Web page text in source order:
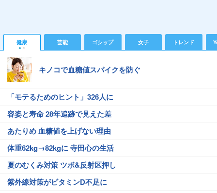
健康 芸能 ゴシップ 女子 トレンド
キノコで血糖値スパイクを防ぐ
「モテるためのヒント」326人に
容姿と寿命 28年追跡で見えた差
あたりめ 血糖値を上げない理由
体重62kg→82kgに 寺田心の生活
夏のむくみ対策 ツボ&反射区押し
紫外線対策がビタミンD不足に